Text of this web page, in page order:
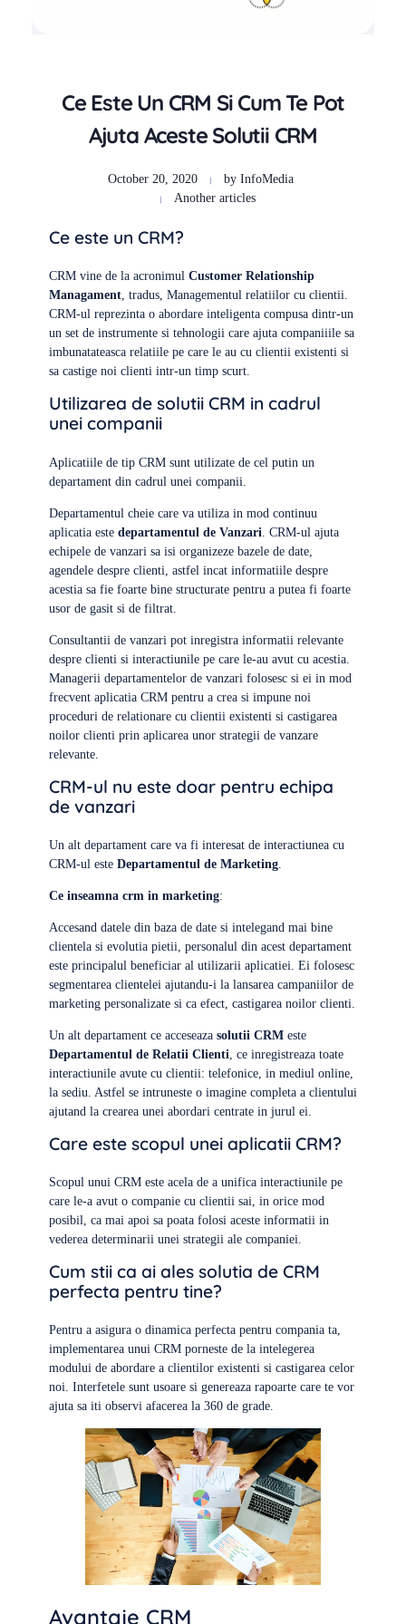
Ce Este Un CRM Si Cum Te Pot
Ajuta Aceste Solutii CRM
October 20, 2020 by InfoMedia
Another articles
Ce este un CRM?
CRM vine de la acronimul Customer Relationship
Managament, tradus, Managementul relatiilor cu clientii.
CRM-ul reprezinta o abordare inteligenta compusa dintr-un
un set de instrumente si tehnologii care ajuta companiiile sa
imbunatateasca relatiile pe care le au cu clientii existenti si
sa castige noi clienti intr-un timp scurt.
Utilizarea de solutii CRM in cadrul
unei companii
Aplicatiile de tip CRM sunt utilizate de cel putin un
departament din cadrul unei companii.
Departamentul cheie care va utiliza in mod continuu
aplicatia este departamentul de Vanzari . CRM-ul ajuta
echipele de vanzari sa isi organizeze bazele de date,
agendele despre clienti, astfel incat informatiile despre
acestia sa fie foarte bine structurate pentru a putea fi foarte
usor de gasit si de filtrat.
Consultantii de vanzari pot inregistra informatii relevante
despre clienti si interactiunile pe care le-au avut cu acestia.
Managerii departamentelor de vanzari folosesc si ei in mod
frecvent aplicatia CRM pentru a crea si impune noi
proceduri de relationare cu clientii existenti si castigarea
noilor clienti prin aplicarea unor strategii de vanzare
relevante.
CRM-ul nu este doar pentru echipa
de vanzari
Un alt departament care va fi interesat de interactiunea cu
CRM-ul este Departamentul de Marketing.
Ce inseamna crm in marketing:
Accesand datele din baza de date si intelegand mai bine
clientela si evolutia pietii, personalul din acest departament
este principalul beneficiar al utilizarii aplicatiei. Ei folosesc
segmentarea clientelei ajutandu-i la lansarea campaniilor de
marketing personalizate si ca efect, castigarea noilor clienti.
Un alt departament ce acceseazasolutii CRMeste
Departamentul de Relatii Clienti , ce inregistreaza toate
interactiunile avute cu clientii: telefonice, in mediul online,
la sediu. Astfel se intruneste o imagine completa a clientului
ajutand la crearea unei abordari centrate in jurul ei.
Care este scopul unei aplicatii CRM?
Scopul unui CRM este acela de a unifica interactiunile pe
care le-a avut o companie cu clientii sai, in orice mod
posibil, ca mai apoi sa poata folosi aceste informatii in
vederea determinarii unei strategii ale companiei.
Cum stii ca ai ales solutia de CRM
perfecta pentru tine?
Pentru a asigura o dinamica perfecta pentru compania ta,
implementarea unui CRM porneste de la intelegerea
modului de abordare a clientilor existenti si castigarea celor
noi. Interfetele sunt usoare si genereaza rapoarte care te vor
ajuta sa iti observi afacerea la 360 de grade.
Avantaje CRM